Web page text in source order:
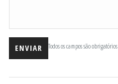
Todos os campos são obrigatórios